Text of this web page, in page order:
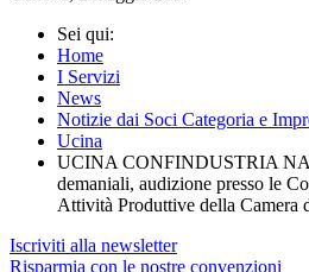
Sei qui:
Home
I Servizi
News
Notizie dai Soci Categoria e
Ucina
UCINA CONFINDUSTRIA
demaniali, audizione presso le
Attività Produttive della Camera
Iscriviti alla newsletter
Risparmia con le nostre convenzioni